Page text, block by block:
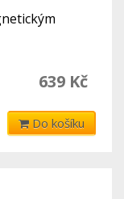
639 Kč
Do košíku